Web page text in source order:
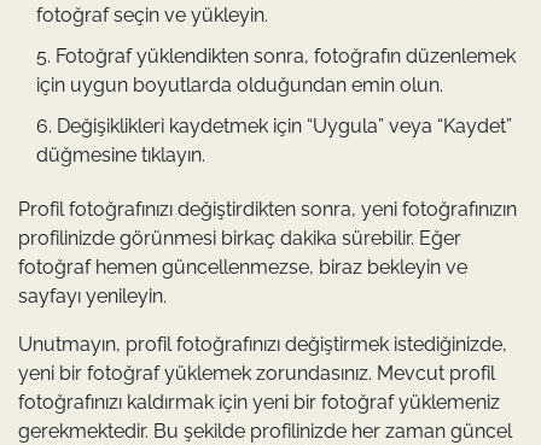
fotoğraf seçin ve yükleyin.
Fotoğraf yüklendikten sonra, fotoğrafın düzenlemek
için uygun boyutlarda olduğundan emin olun.
Değişiklikleri kaydetmek için “Uygula” veya “Kaydet”
düğmesine tıklayın.
Profil fotoğrafınızı değiştirdikten sonra, yeni fotoğrafınızın
profilinizde görünmesi birkaç dakika sürebilir. Eğer
fotoğraf hemen güncellenmezse, biraz bekleyin ve
sayfayı yenileyin.
Unutmayın, profil fotoğrafınızı değiştirmek istediğinizde,
yeni bir fotoğraf yüklemek zorundasınız. Mevcut profil
fotoğrafınızı kaldırmak için yeni bir fotoğraf yüklemeniz
gerekmektedir. Bu şekilde profilinizde her zaman güncel